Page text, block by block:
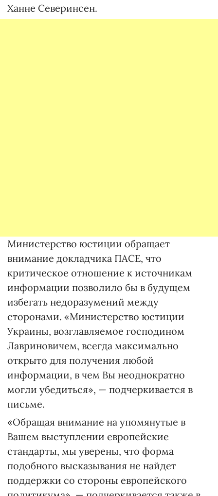
Ханне Северинсен.
Министерство юстиции обращает
внимание докладчика ПАСЕ, что
критическое отношение к источникам
информации позволило бы в будущем
избегать недоразумений между
сторонами. «Министерство юстиции
Украины, возглавляемое господином
Лавриновичем, всегда максимально
открыто для получения любой
информации, в чем Вы неоднократно
могли убедиться», — подчеркивается в
письме.
«Обращая внимание на упомянутые в
Вашем выступлении европейские
стандарты, мы уверены, что форма
подобного высказывания не найдет
поддержки со стороны европейского